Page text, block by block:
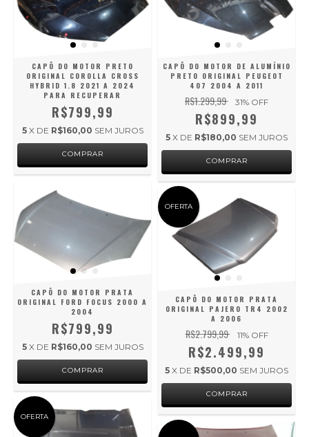
CAPÔ DO MOTOR PRETO
ORIGINAL COROLLA CROSS
HYBRID 1.8 2021 A 2024
PARA RECUPERAR
R$799,99
5 X DE R$160,00 SEM JUROS
CAPÔ DO MOTOR DE ALUMÍNIO
PRETO ORIGINAL PEUGEOT
407 2004 A 2011
R$1.299,99 31% OFF
R$899,99
5 X DE R$180,00 SEM JUROS
CAPÔ DO MOTOR PRATA
ORIGINAL FORD FOCUS 2000 A
2004
R$799,99
5 X DE R$160,00 SEM JUROS
OFERTA
CAPÔ DO MOTOR PRATA
ORIGINAL PAJERO TR4 2002
A 2006
R$2.799,99 11% OFF
R$2.499,99
5 X DE R$500,00 SEM JUROS
OFERTA